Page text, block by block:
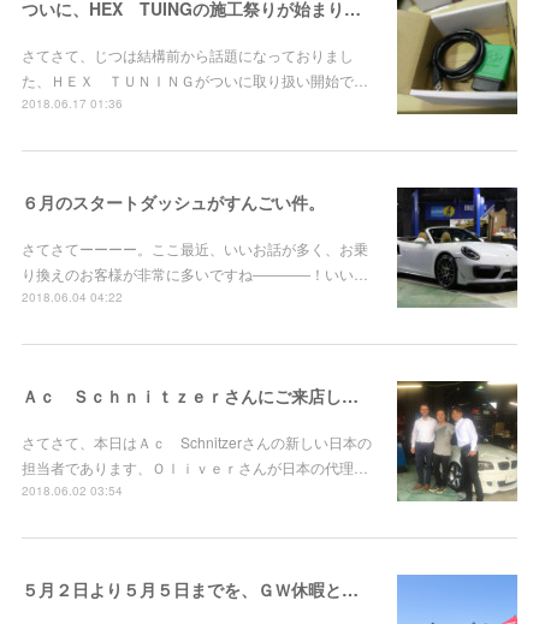
ついに、HEX TUINGの施工祭りが始まりました！
さてさて、じつは結構前から話題になっておりまし
た、ＨＥＸ ＴＵＮＩＮＧがついに取り扱い開始で…
2018.06.17 01:36
６月のスタートダッシュがすんごい件。
さてさてーーーー。ここ最近、いいお話が多く、お乗
り換えのお客様が非常に多いですね――――！いい…
2018.06.04 04:22
Ａｃ Ｓｃｈｎｉｔｚｅｒさんにご来店していただきました！
さてさて、本日はＡｃ Schnitzerさんの新しい日本の
担当者であります、Ｏｌｉｖｅｒさんが日本の代理…
2018.06.02 03:54
５月２日より５月５日までを、ＧＷ休暇とさせていただきます。